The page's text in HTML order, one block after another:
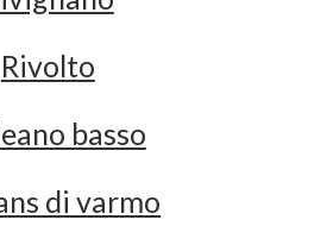
Rivolto
basso
di varmo